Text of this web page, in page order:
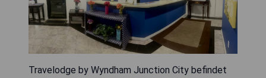
Travelodge by Wyndham Junction City befindet